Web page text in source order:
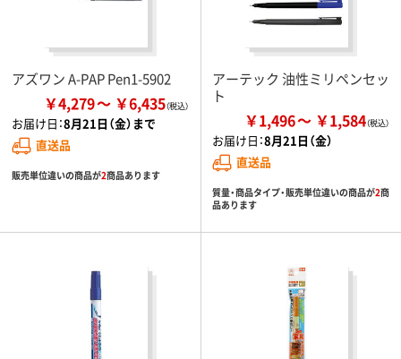
アズワン A-PAP Pen1-5902
￥4,279 ￥6,435
お届け日：8月21日（金）まで
直送品
販売単位違いの商品が2商品あります
アーテック 油性ミリペンセッ
ト
￥1,496 ￥1,584
お届け日：8月21日（金）
直送品
質量・商品タイプ・販売単位違いの商品が2商
品あります